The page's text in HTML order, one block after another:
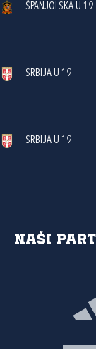
ŠPANJOLSKA U-19
SRBIJA U-19
SRBIJA U-19
Naši